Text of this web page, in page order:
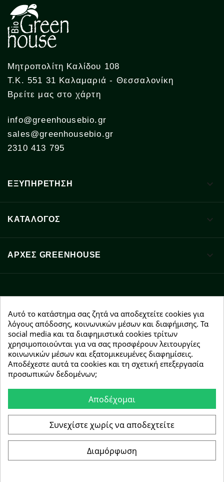
Μητροπολίτη Καλίδου 108
Τ.Κ. 551 31 Καλαμαριά - Θεσσαλονίκη
Βρείτε μας στο χάρτη
info@greenhousebio.gr
sales@greenhousebio.gr
2310 413 795
ΕΞΥΠΗΡΕΤΗΣΗ 
ΚΑΤΑΛΟΓΟΣ 
ΑΡΧΈΣ GREENHOUSE 
Facebook YouTubeInstagram
NEWSLETTER
Εγγραφείτε δωρεάν και θα είστε οι πρώτοι που θα
λάβετε τα νέα μας γύρω από προσφορές, εκπτώσεις
Αυτό το κατάστημα σας ζητά να αποδεχτείτε cookies για
λόγους απόδοσης, κοινωνικών μέσων και διαφήμισης. Τα
social media και τα διαφημιστικά cookies τρίτων
χρησιμοποιούνται για να σας προσφέρουν λειτουργίες
κοινωνικών μέσων και εξατομικευμένες διαφημίσεις.
Αποδέχεστε αυτά τα cookies και τη σχετική επεξεργασία
προσωπικών δεδομένων;
Αποδέχομαι
Συνεχίστε χωρίς να αποδεχτείτε
Διαμόρφωση